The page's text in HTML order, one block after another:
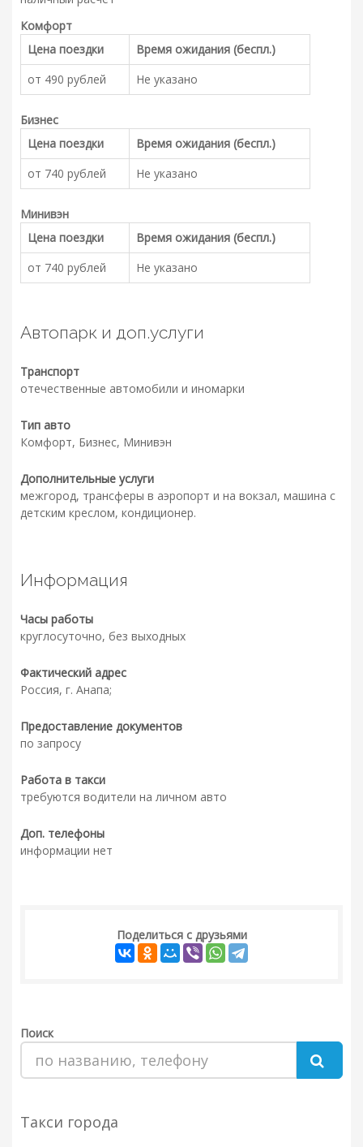
Комфорт
Цена поездки
Время ожидания (беспл.)
от 490 рублей
Не указано
Бизнес
Цена поездки
Время ожидания (беспл.)
от 740 рублей
Не указано
Минивэн
Цена поездки
Время ожидания (беспл.)
от 740 рублей
Не указано
Автопарк и доп.услуги
Транспорт
отечественные автомобили и иномарки
Тип авто
Комфорт, Бизнес, Минивэн
Дополнительные услуги
межгород, трансферы в аэропорт и на вокзал, машина с
детским креслом, кондиционер.
Информация
Часы работы
круглосуточно, без выходных
Фактический адрес
Россия, г. Анапа;
Предоставление документов
по запросу
Работа в такси
требуются водители на личном авто
Доп. телефоны
информации нет
Поделиться с друзьями
Поиск
Такси города